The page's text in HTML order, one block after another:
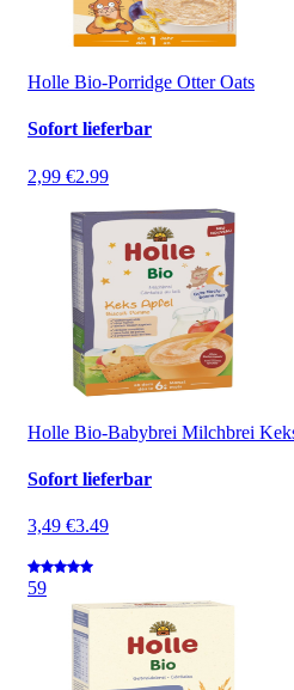
Holle Bio-Porridge Otter Oats
Sofort lieferbar
2,99 €2.99
Holle Bio-Babybrei Milchbrei
Sofort lieferbar
3,49 €3.49
59